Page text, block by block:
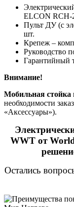
ELCON RCH-
Пульт ДУ (с
шт.
Крепеж –
Руководство
Гарантийный
Внимание!
Мобильная стойка
необходимости
«Аксессуары»).
WWT от
Остались